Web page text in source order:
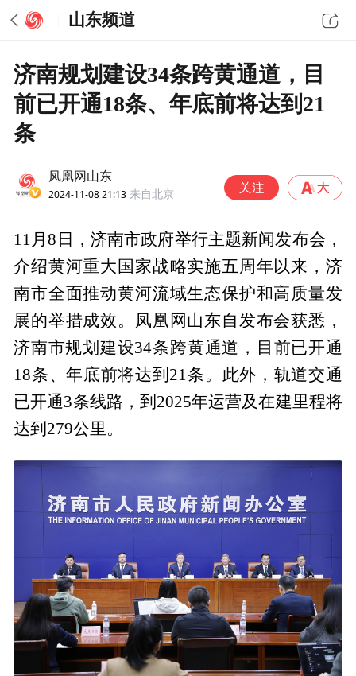
山东频道
济南规划建设34条跨黄通道，目
前已开通18条、年底前将达到21
条
凤凰网山东
2024-11-08 21:13 来自北京
11月8日，济南市政府举行主题新闻发布会，
介绍黄河重大国家战略实施五周年以来，济
南市全面推动黄河流域生态保护和高质量发
展的举措成效。凤凰网山东自发布会获悉，
济南市规划建设34条跨黄通道，目前已开通
18条、年底前将达到21条。此外，轨道交通
已开通3条线路，到2025年运营及在建里程将
达到279公里。